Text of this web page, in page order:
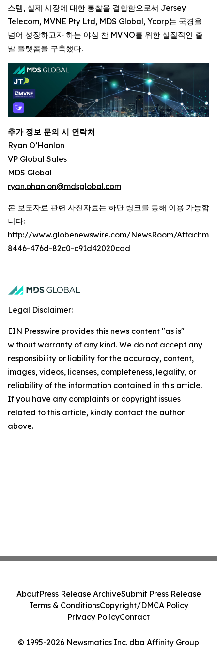
스템, 실제 시장에 대한 통찰을 결합함으로써 Jersey
Telecom, MVNE Pty Ltd, MDS Global, Ycorp는 국경을
넘어 성장하고자 하는 야심 찬 MVNO를 위한 실질적인 출
발 플랫폼을 구축했다.
추가 정보 문의 시 연락처
Ryan O’Hanlon
VP Global Sales
MDS Global
ryan.ohanlon@mdsglobal.com
본 보도자료 관련 사진자료는 하단 링크를 통해 이용 가능합
니다:
http://www.globenewswire.com/NewsRoom/
8446-476d-82c0-c91d42020cad
Legal Disclaimer:
EIN Presswire provides this news content "as is"
without warranty of any kind. We do not accept any
responsibility or liability for the accuracy, content,
images, videos, licenses, completeness, legality, or
reliability of the information contained in this article.
If you have any complaints or copyright issues
related to this article, kindly contact the author
above.
© 1995-2026 Newsmatics Inc. dba Affinity Group
AboutPress Release ArchiveSubmit Press Release
Terms & ConditionsCopyright/DMCA Policy
Privacy PolicyContact